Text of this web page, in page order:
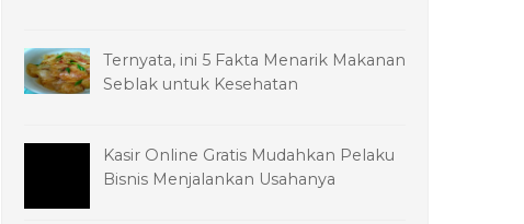
Ternyata, ini 5 Fakta Menarik Makanan
Seblak untuk Kesehatan
Kasir Online Gratis Mudahkan Pelaku
Bisnis Menjalankan Usahanya